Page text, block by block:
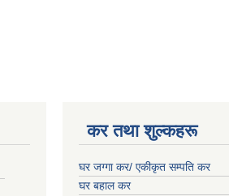
कर तथा शुल्कहरू
घर जग्गा कर/ एकीकृत सम्पति कर
घर बहाल कर